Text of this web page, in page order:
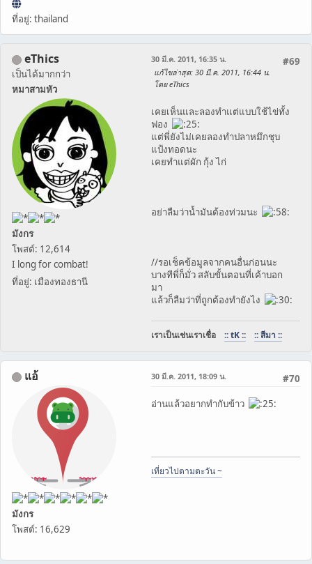
ที่อยู่: thailand
eThics
เป็นได้มากกว่า
หมาสามหัว
มังกร
โพสต์: 12,614
I long for combat!
ที่อยู่: เมืองทองธานี
#69
30 มี.ค. 2011, 16:35 น.
แก้ไขล่าสุด: 30 มี.ค. 2011, 16:44 น.
โดย eThics
เคยเห็นและลองทำแต่แบบใช้ไข่ทั้ง
ฟอง
แต่พี่ยังไม่เคยลองทำปลาหมึกชุบ
แป้งทอดนะ
เคยทำแต่ผัก กุ้ง ไก่
อย่าลืมว่าน้ำมันต้องท่วมนะ
//รอเช็คข้อมูลจากคนอื่นก่อนนะ
บางทีพี่ก็มั่ว สลับขั้นตอนที่เค้าบอก
มา
แล้วก็ลืมว่าที่ถูกต้องทำยังไง
เราเป็นเช่นเราเชื่อ :: tK :: :: สีมา ::
แอ้
มังกร
โพสต์: 16,629
#70
30 มี.ค. 2011, 18:09 น.
อ่านแล้วอยากทำกับข้าว
เที่ยวไปตามตะวัน ~